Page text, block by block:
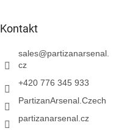
Kontakt
sales@partizanarsenal.
cz
+420 776 345 933
PartizanArsenal.Czech
partizanarsenal.cz